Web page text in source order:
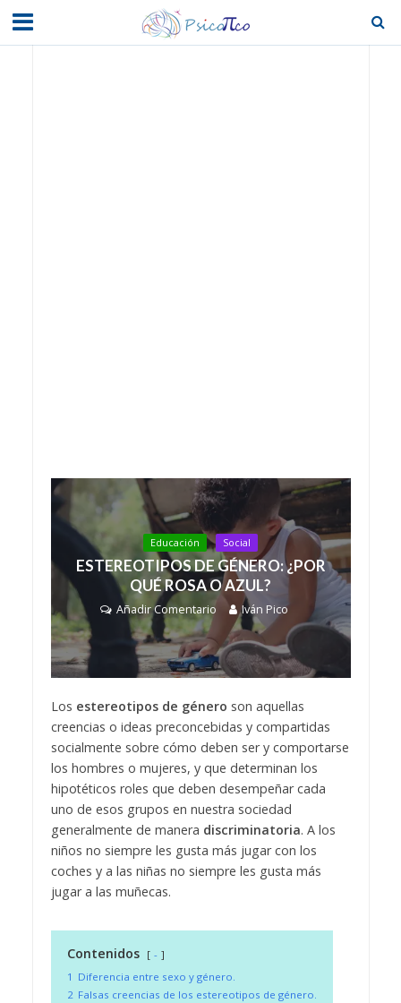
Educación Social
ESTEREOTIPOS DE GÉNERO: ¿POR
QUÉ ROSA O AZUL?
Añadir Comentario Iván Pico
Los estereotipos de género son aquellas
creencias o ideas preconcebidas y compartidas
socialmente sobre cómo deben ser y comportarse
los hombres o mujeres, y que determinan los
hipotéticos roles que deben desempeñar cada
uno de esos grupos en nuestra sociedad
generalmente de manera discriminatoria. A los
niños no siempre les gusta más jugar con los
coches y a las niñas no siempre les gusta más
jugar a las muñecas.
Contenidos
-
1 Diferencia entre sexo y género.
2 Falsas creencias de los estereotipos de género.